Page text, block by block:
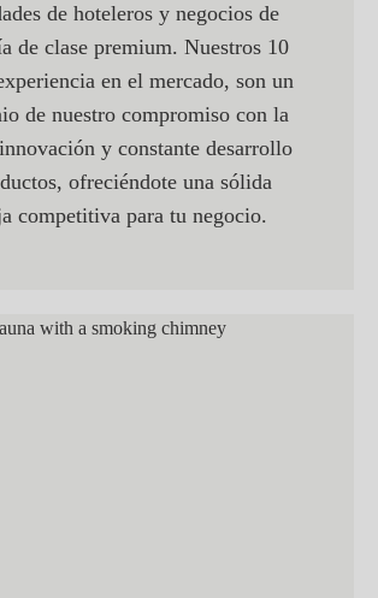
de hoteleros y negocios de
de clase premium. Nuestros 10
en el mercado, son un
de nuestro compromiso con la
y constante desarrollo
ofreciéndote una sólida
competitiva para tu negocio.